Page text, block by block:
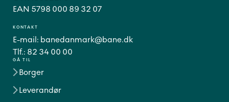
GÅ TIL
Borger
Leverandør
EAN 5798 000 89 32 07
KONTAKT
E-mail: banedanmark@bane.dk
Tlf.: 82 34 00 00